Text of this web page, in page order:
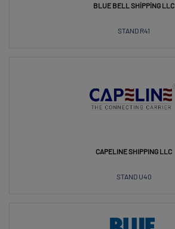
BLUE BELL SHIPPING LLC
STAND R41
CAPELINE SHIPPING LLC
STAND U40